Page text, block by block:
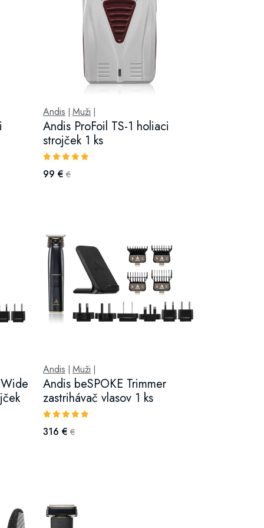
Andis Muži
Andis ProFoil TS-1 holiaci
strojček 1 ks
99 € €
Andis Muži
Andis beSPOKE Trimmer
zastrihávač vlasov 1 ks
316 € €